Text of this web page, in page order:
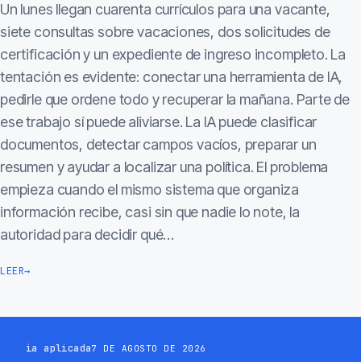
Un lunes llegan cuarenta currículos para una vacante,
siete consultas sobre vacaciones, dos solicitudes de
certificación y un expediente de ingreso incompleto. La
tentación es evidente: conectar una herramienta de IA,
pedirle que ordene todo y recuperar la mañana. Parte de
ese trabajo sí puede aliviarse. La IA puede clasificar
documentos, detectar campos vacíos, preparar un
resumen y ayudar a localizar una política. El problema
empieza cuando el mismo sistema que organiza
información recibe, casi sin que nadie lo note, la
autoridad para decidir qué…
LEER→
ia aplicada7 DE AGOSTO DE 2026